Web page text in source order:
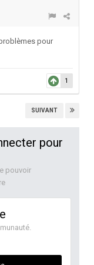
pour
1
SUIVANT
pour
pouvoir